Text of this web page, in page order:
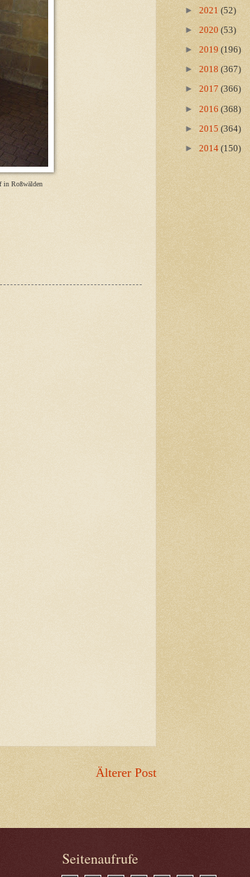
in Roßwälden
Älterer Post
► 2021 (52)
► 2020 (53)
► 2019 (196)
► 2018 (367)
► 2017 (366)
► 2016 (368)
► 2015 (364)
► 2014 (150)
Seitenaufrufe